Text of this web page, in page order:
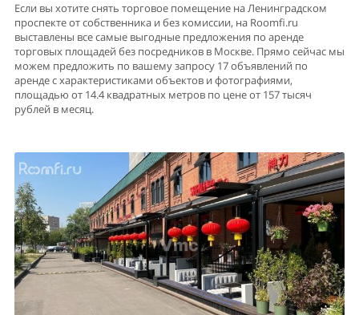
Если вы хотите снять торговое помещение на Ленинградском
проспекте от собственника и без комиссии, на Roomfi.ru
выставлены все самые выгодные предложения по аренде
торговых площадей без посредников в Москве. Прямо сейчас мы
можем предложить по вашему запросу 17 объявлений по
аренде с характеристиками объектов и фотографиями,
площадью от 14.4 квадратных метров по цене от 157 тысяч
рублей в месяц.